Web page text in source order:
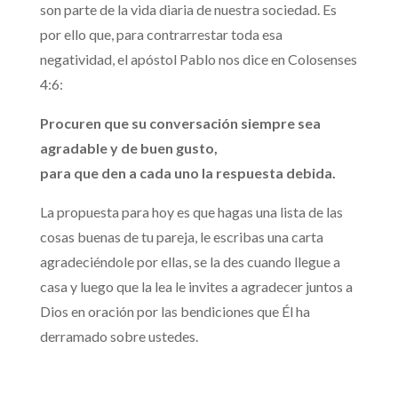
son parte de la vida diaria de nuestra sociedad. Es
por ello que, para contrarrestar toda esa
negatividad, el apóstol Pablo nos dice en Colosenses
4:6:
Procuren que su conversación siempre sea
agradable y de buen gusto,
para que den a cada uno la respuesta debida.
La propuesta para hoy es que hagas una lista de las
cosas buenas de tu pareja, le escribas una carta
agradeciéndole por ellas, se la des cuando llegue a
casa y luego que la lea le invites a agradecer juntos a
Dios en oración por las bendiciones que Él ha
derramado sobre ustedes.